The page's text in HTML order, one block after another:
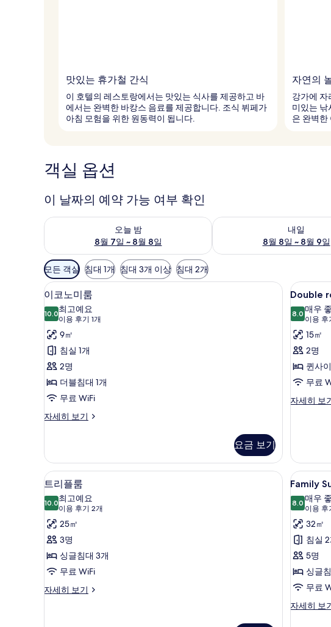
맛있는 휴가철 간식
이 호텔의 레스토랑에서는 맛있는 식사를 제공하고 바
에서는 완벽한 바캉스 음료를 제공합니다. 조식 뷔페가
아침 모험을 위한 원동력이 됩니다.
자연의
강가에 자
미있는 낚
은 완벽한
객실 옵션
이 날짜의 예약 가능 여부 확인
오늘 밤
8월 7일 ~ 8월 8일
오늘 밤 예약 가능 여부 확인, 8월 7일 ~ 8월 8일
내일
8월 8일 ~ 8월 9일
내일 예약 가능 여부 확인, 8
객
실
에
사
용
가
능
한
필
터
모든 객실 침대 1개 침대 3개 이상 침대 2개
이
코
노
미
룸
사
진
모
두
이코노미룸 | 노트북 작업 공간, 암막 커튼, 방음
8
이코노미룸
10.010.0점 만점 중 10점
최고예요
이용 후기 1개
(이
용
후
기
1
개)
9㎡
침실 1개
2명
더블침대 1개
무료 WiFi
자세히 보기
이
룸
자
세
보
요금 보기
Double
room
with
Balcony
사
진
모
보
9
Double
8.08.0점 만
매우
이용 후
(이
용
후
기
2
개)
15㎡
2명
퀸사
무료
자세히 보
Double
세
히
보
기
트
리
플
룸
사
진
모
두
트리플룸 | 노트북 작업 공간, 암막 커튼, 방음 설
12
트리플룸
10.010.0점 만점 중 10점
최고예요
이용 후기 2개
(이
용
후
기
2
개)
25㎡
3명
싱글침대 3개
무료 WiFi
자세히 보기
트
Family
Suite
/
Family
Room
사
진
모
두
보
13
Family
8.08.0점 만
매우
이용 후
(이
용
후
기
3
개)
32㎡
침실 2
5명
싱글
무료
자세히 보
Family